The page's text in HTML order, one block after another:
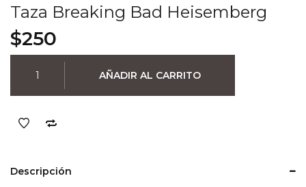
Taza Breaking Bad Heisemberg
$250
Breaking
Bad
cantidad
AÑADIR AL CARRITO
Descripción